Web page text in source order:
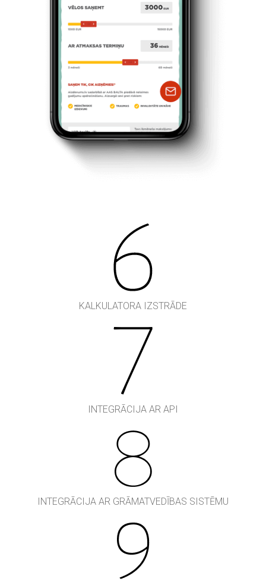
KALKULATORA IZSTRĀDE
INTEGRĀCIJA AR API
INTEGRĀCIJA AR GRĀMATVEDĪBAS SISTĒMU